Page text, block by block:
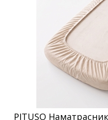
PITUSO